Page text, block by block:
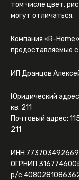
том числе цвет,
могут отличаться.
Компания «R-
предоставляемые
ИП Дранцов
Юридический
кв. 211
Почтовый адрес:
211
ИНН 773703492669
ОГРНИП
р/с